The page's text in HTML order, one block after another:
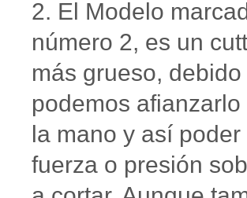
2. El Modelo
número 2, es un
más grueso,
podemos afianzarlo
la mano y así
fuerza o presión